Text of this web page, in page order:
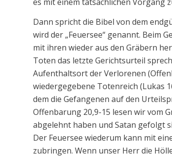
Dann spricht die Bibel von dem
wird der „Feuersee“ genannt. Beim
mit ihren wieder aus den Gräbern
Toten das letzte Gerichtsurteil
Aufenthaltsort der Verlorenen
wiedergegebene Totenreich (Lukas
dem die Gefangenen auf den
Offenbarung 20,9-15 lesen wir vom
abgelehnt haben und Satan gefolgt
Der Feuersee wiederum kann mit
zubringen. Wenn unser Herr die